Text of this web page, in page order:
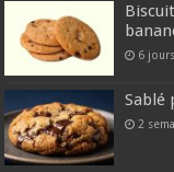
6
Sablé
2